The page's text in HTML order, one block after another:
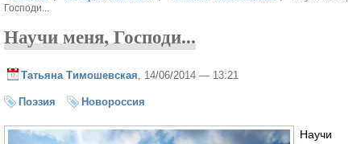
Господи...
Научи меня, Господи...
Татьяна Тимошевская , 14/06/2014 — 13:21
Поэзия Новороссия
Научи